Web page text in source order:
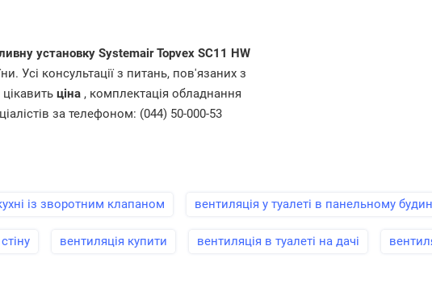
установку Systemair Topvex SC11 HW
Усі консультації з питань, пов'язаних з
ціна , комплектація обладнання
за телефоном: (044) 50-000-53
із зворотним клапаном вентиляція у туалеті в панельному
вентиляція купити вентиляція в туалеті на дачі